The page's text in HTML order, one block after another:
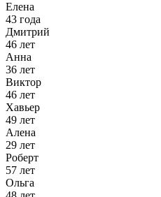
Елена
43 года
Дмитрий
46 лет
Анна
36 лет
Виктор
46 лет
Хавьер
49 лет
Алена
29 лет
Роберт
57 лет
Ольга